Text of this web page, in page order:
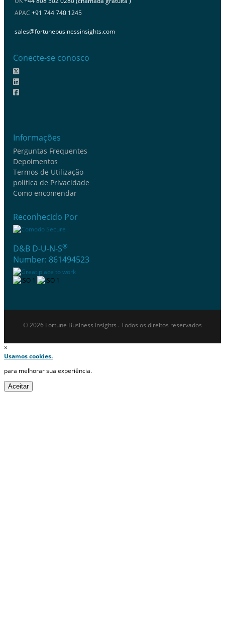
APAC +91 744 740 1245
sales@fortunebusinessinsights.com
Conecte-se conosco
Informações
Perguntas Frequentes
Depoimentos
Termos de Utilização
política de Privacidade
Como encomendar
Reconhecido Por
D&B D-U-N-S®
Number: 861494523
© 2026 Fortune Business Insights . Todos os direitos reservados
×
Usamos cookies.
para melhorar sua experiência.
Aceitar